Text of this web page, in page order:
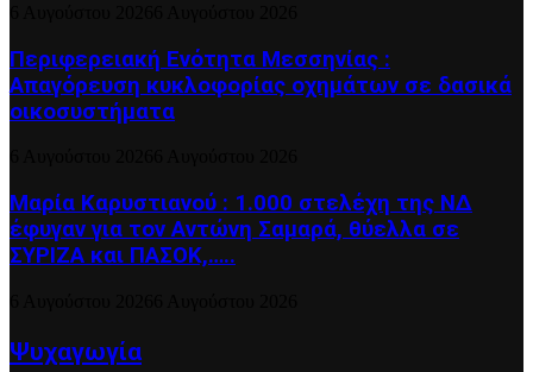
Περιφερειακή Ενότητα Μεσσηνίας :
Απαγόρευση κυκλοφορίας οχημάτων σε δασικά
οικοσυστήματα
Μαρία Καρυστιανού : 1.000 στελέχη της ΝΔ
έφυγαν για τον Αντώνη Σαμαρά, θύελλα σε
ΣΥΡΙΖΑ και ΠΑΣΟΚ,…..
Ψυχαγωγία